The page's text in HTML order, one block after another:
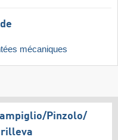
mécaniques
​Pinzolo/​